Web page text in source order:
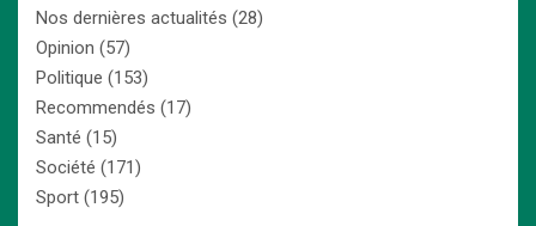
Nos dernières actualités (28)
Opinion (57)
Politique (153)
Recommendés (17)
Santé (15)
Société (171)
Sport (195)